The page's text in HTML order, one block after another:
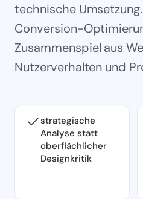
technische
Conversion-
Zusammenspiel aus
Nutzerverhalten und
strategische
Analyse statt
oberflächlicher
Designkritik